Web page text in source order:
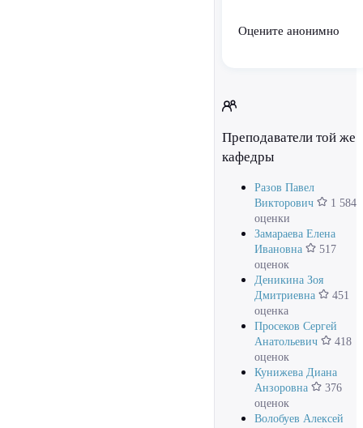
Оцените анонимно
Преподаватели той же
кафедры
Разов Павел
Викторович
1 584
оценки
Замараева Елена
Ивановна
517
оценок
Деникина Зоя
Дмитриевна
451
оценка
Просеков Сергей
Анатольевич
418
оценок
Кунижева Диана
Анзоровна
376
оценок
Волобуев Алексей